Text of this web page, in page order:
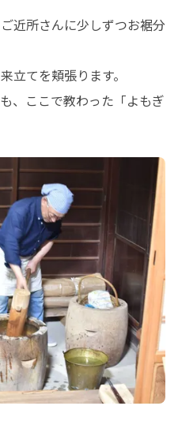
近所さんに少しずつお裾分
立てを頬張ります。
、ここで教わった「よもぎ